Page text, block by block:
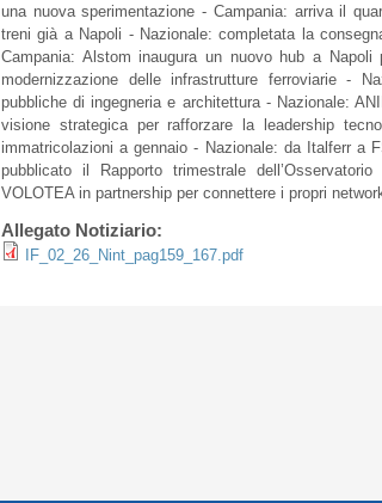
una nuova sperimentazione - Campania: arriva il
treni già a Napoli - Nazionale: completata la
Campania: Alstom inaugura un nuovo hub a
modernizzazione delle infrastrutture ferroviarie -
pubbliche di ingegneria e architettura - Nazionale:
visione strategica per rafforzare la leadership
immatricolazioni a gennaio - Nazionale: da Italferr a
pubblicato il Rapporto trimestrale
VOLOTEA in partnership per connettere i propri
Allegato Notiziario:
IF_02_26_Nint_pag159_167.pdf